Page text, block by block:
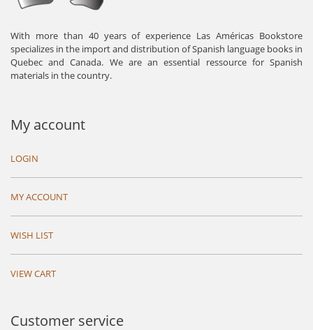
With more than 40 years of experience Las Américas Bookstore
specializes in the import and distribution of Spanish language books in
Quebec and Canada. We are an essential ressource for Spanish
materials in the country.
My account
LOGIN
MY ACCOUNT
WISH LIST
VIEW CART
Customer service